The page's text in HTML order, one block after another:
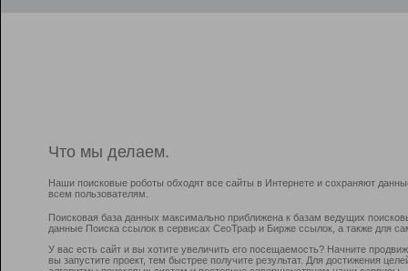
Что мы делаем.
Наши поисковые роботы обходят все сайты в Интернете и сохраняют
всем пользователям.
Поисковая база данных максимально приближена к базам ведущих
данные Поиска ссылок в сервисах СеоТраф и Бирже ссылок, а также для
У вас есть сайт и вы хотите увеличить его посещаемость? Начните
вы запустите проект, тем быстрее получите результат. Для достижения